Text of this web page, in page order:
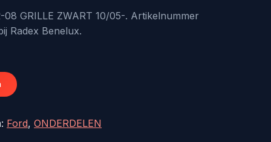
GRILLE ZWART 10/05-. Artikelnummer
Radex Benelux.
Ford,ONDERDELEN